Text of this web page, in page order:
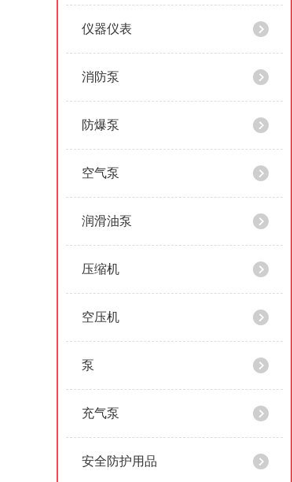
仪器仪表
消防泵
防爆泵
空气泵
润滑油泵
压缩机
空压机
泵
充气泵
安全防护用品